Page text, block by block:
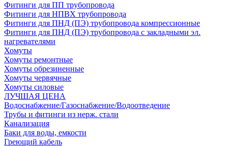
Фитинги для ПП трубопровода
Фитинги для НПВХ трубопровода
Фитинги для ПНД (ПЭ) трубопровода компрессионные
Фитинги для ПНД (ПЭ) трубопровода с закладными эл.
нагревателями
Хомуты
Хомуты ремонтные
Хомуты обрезиненные
Хомуты червячные
Хомуты силовые
ЛУЧШАЯ ЦЕНА
Водоснабжение/Газоснабжение/Водоотведение
Трубы и фитинги из нерж. стали
Канализация
Баки для воды, емкости
Греющий кабель